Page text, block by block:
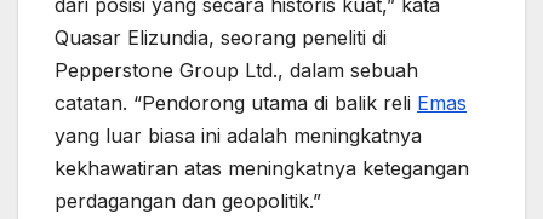
Quasar Elizundia, seorang peneliti di
Pepperstone Group Ltd., dalam sebuah
catatan. “Pendorong utama di balik reli Emas
yang luar biasa ini adalah meningkatnya
kekhawatiran atas meningkatnya ketegangan
perdagangan dan geopolitik.”